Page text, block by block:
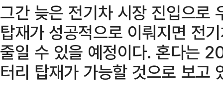
그간 늦은 전기차 시장 진입으로
탑재가 성공적으로 이뤄지면 전
줄일 수 있을 예정이다. 혼다는
터리 탑재가 가능할 것으로 보고